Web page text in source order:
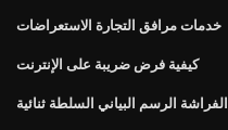
خدمات مرافق التجارة الاستعراضات
كيفية فرض ضريبة على الإنترنت
الفراشة الرسم البياني السلطة ثنائية